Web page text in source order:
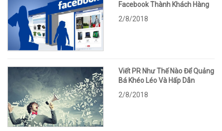
Facebook Thành Khách Hàng
2/8/2018
Viết PR Như Thế Nào Để Quảng
Bá Khéo Léo Và Hấp Dẫn
2/8/2018